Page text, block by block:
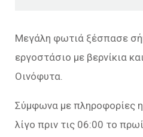
Μεγάλη φωτιά ξέσπασε
εργοστάσιο με βερνίκια
Οινόφυτα.
Σύμφωνα με πληροφορίες
λίγο πριν τις 06:00 το